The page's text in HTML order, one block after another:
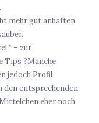
mehr gut anhaften
“ – zur
Tips ?Manche
jedoch Profil
den entsprechenden
eher noch